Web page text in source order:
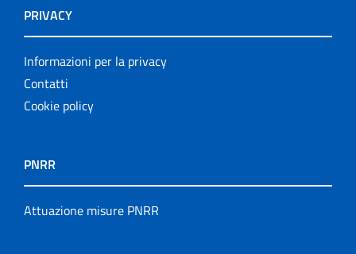
PRIVACY
Informazioni per la privacy
Contatti
Cookie policy
PNRR
Attuazione misure PNRR